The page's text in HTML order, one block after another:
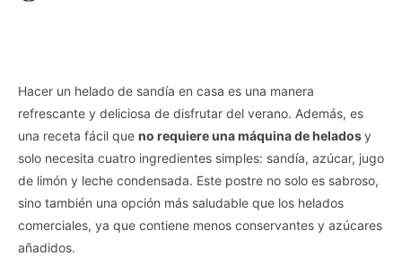
Hacer un helado de sandía en casa es una manera
refrescante y deliciosa de disfrutar del verano. Además, es
una receta fácil que no requiere una máquina de heladosy
solo necesita cuatro ingredientes simples: sandía, azúcar, jugo
de limón y leche condensada. Este postre no solo es sabroso,
sino también una opción más saludable que los helados
comerciales, ya que contiene menos conservantes y azúcares
añadidos.